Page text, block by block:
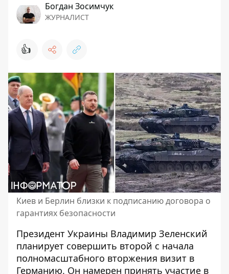
Богдан Зосимчук
ЖУРНАЛИСТ
👍
Киев и Берлин близки к подписанию договора о
гарантиях безопасности
Президент Украины Владимир Зеленский
планирует совершить второй с начала
полномасштабного вторжения визит в
Германию. Он намерен принять участие в